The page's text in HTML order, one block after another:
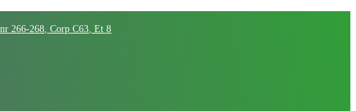
266-268, Corp C63, Et 8